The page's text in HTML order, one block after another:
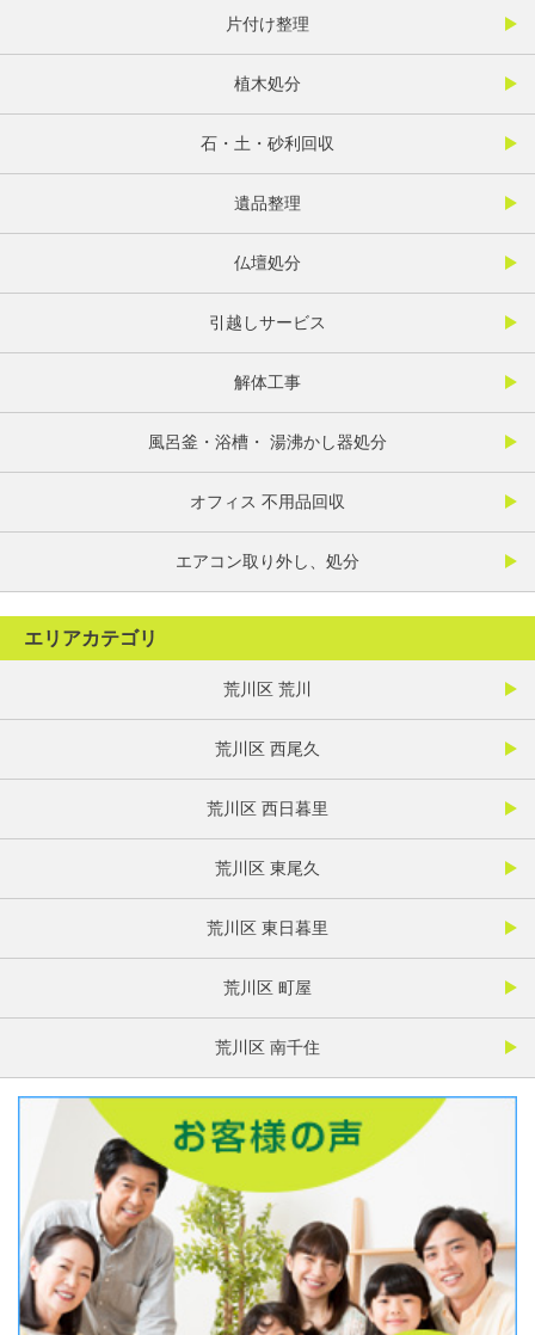
片付け整理
植木処分
石・土・砂利回収
遺品整理
仏壇処分
引越しサービス
解体工事
風呂釜・浴槽・ 湯沸かし器処分
オフィス 不用品回収
エアコン取り外し、処分
エリアカテゴリ
荒川区 荒川
荒川区 西尾久
荒川区 西日暮里
荒川区 東尾久
荒川区 東日暮里
荒川区 町屋
荒川区 南千住